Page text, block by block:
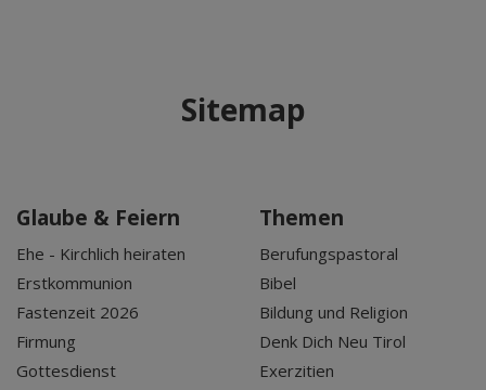
Sitemap
Glaube & Feiern
Ehe - Kirchlich heiraten
Erstkommunion
Fastenzeit 2026
Firmung
Gottesdienst
Themen
Berufungspastoral
Bibel
Bildung und Religion
Denk Dich Neu Tirol
Exerzitien